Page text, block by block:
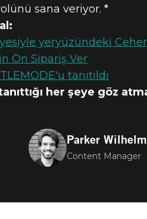
sana veriyor. *
yeryüzündeki
Ön Sipariş Ver
tanıtıldı
her şeye göz
Parker Wilhelm
Content Manager